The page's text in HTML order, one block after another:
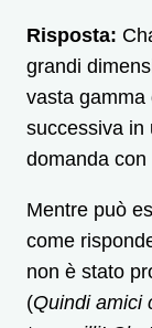
Risposta:
grandi
vasta gamma
successiva in
domanda
Mentre può
come
non è stato
(Quindi amici